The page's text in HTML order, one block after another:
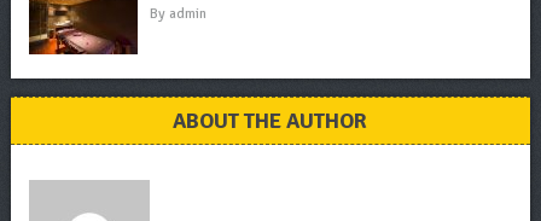
By admin
ABOUT THE AUTHOR